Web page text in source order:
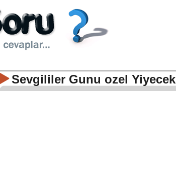
Sevgililer Gunu ozel Yiyecek